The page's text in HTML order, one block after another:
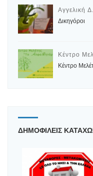
Αγγελική
Δικηγόροι
Κέντρο
Κέντρο
ΔΗΜΟΦΙΛΕΙΣ